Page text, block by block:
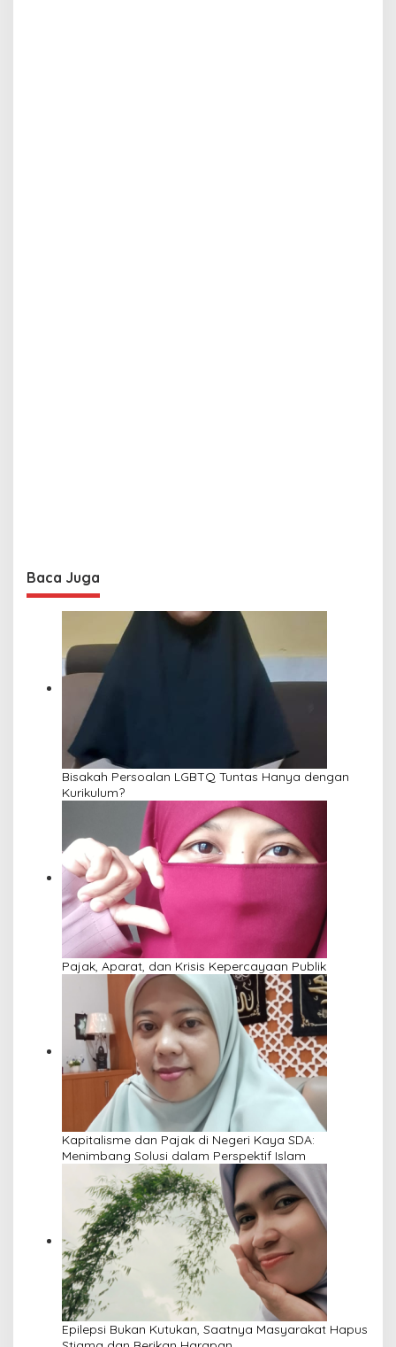
Baca Juga
Bisakah Persoalan LGBTQ Tuntas Hanya dengan
Kurikulum?
Pajak, Aparat, dan Krisis Kepercayaan Publik
Kapitalisme dan Pajak di Negeri Kaya SDA:
Menimbang Solusi dalam Perspektif Islam
Epilepsi Bukan Kutukan, Saatnya Masyarakat Hapus